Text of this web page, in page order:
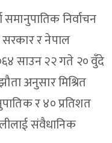
निर्वाचन
सरकार र नेपाल
साउन २२ गते २० वुँदे
अनुसार मिश्रित
र ४० प्रतिशत
संवैधानिक